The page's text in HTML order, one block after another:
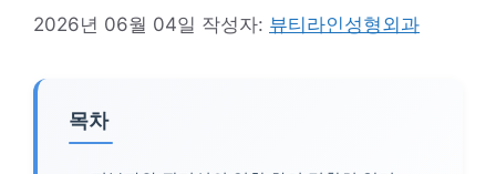
2026년 06월 04일 작성자: 뷰티라인성형외과
목차